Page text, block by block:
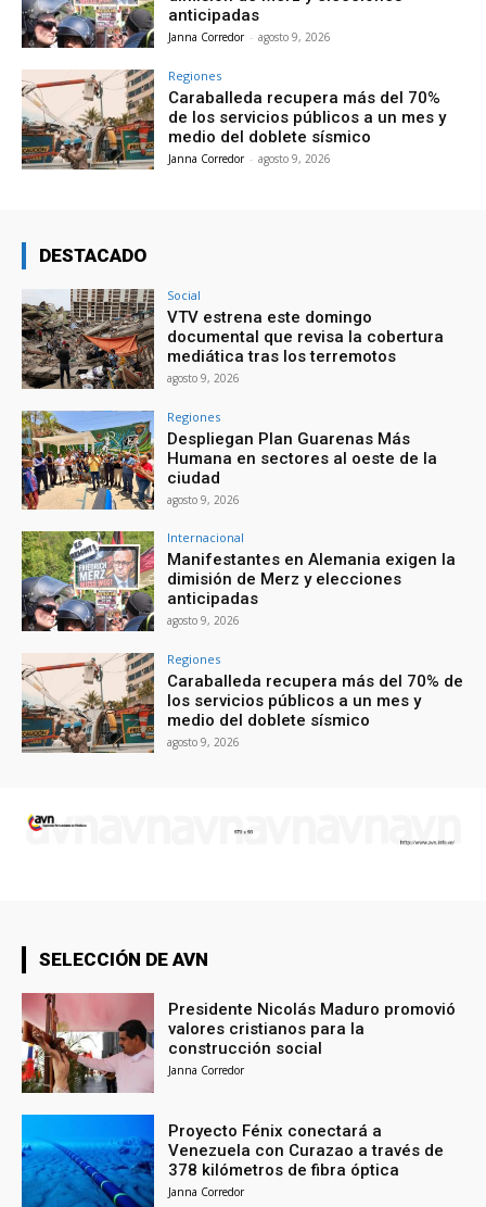
anticipadas
Janna Corredor - agosto 9, 2026
Regiones
Caraballeda recupera más del 70%
de los servicios públicos a un mes y
medio del doblete sísmico
Janna Corredor - agosto 9, 2026
DESTACADO
Social
VTV estrena este domingo
documental que revisa la cobertura
mediática tras los terremotos
agosto 9, 2026
Regiones
Despliegan Plan Guarenas Más
Humana en sectores al oeste de la
ciudad
agosto 9, 2026
Internacional
Manifestantes en Alemania exigen la
dimisión de Merz y elecciones
anticipadas
agosto 9, 2026
Regiones
Caraballeda recupera más del 70% de
los servicios públicos a un mes y
medio del doblete sísmico
agosto 9, 2026
SELECCIÓN DE AVN
Presidente Nicolás Maduro promovió
valores cristianos para la
construcción social
Janna Corredor
Proyecto Fénix conectará a
Venezuela con Curazao a través de
378 kilómetros de fibra óptica
Janna Corredor